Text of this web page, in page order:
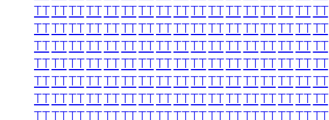
TTTTTTTTTTTTTTTTTTTTTTTTTTTTTTTTTT
TTTTTTTTTTTTTTTTTTTTTTTTTTTTTTTTTT
TTTTTTTTTTTTTTTTTTTTTTTTTTTTTTTTTT
TTTTTTTTTTTTTTTTTTTTTTTTTTTTTTTTTT
TTTTTTTTTTTTTTTTTTTTTTTTTTTTTTTTTT
TTTTTTTTTTTTTTTTTTTTTTTTTTTTTTTTTT
TTTTTTTTTTTTTTTTTTTTTTTTTTTTTTTTTT